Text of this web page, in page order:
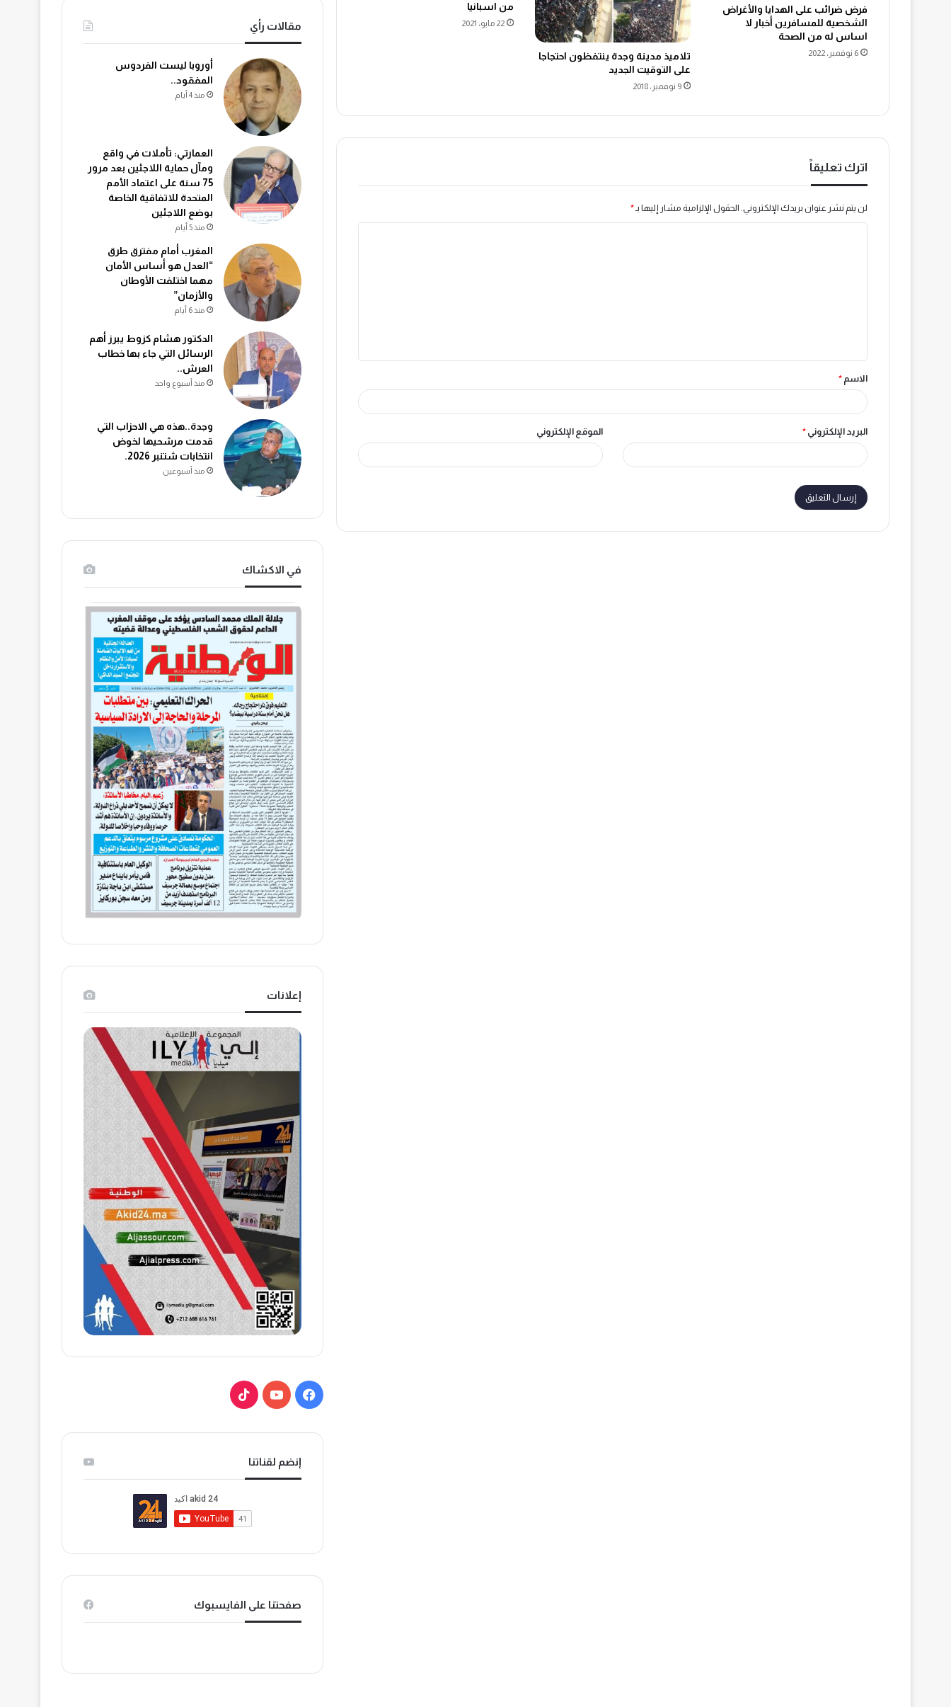
فرض ضرائب على الهدايا والأغراض
الشخصية للمسافرين أخبار لا
اساس له من الصحة
6 نوفمبر، 2022
تلاميذ مدينة وجدة ينتفظون احتجاجا
على التوقيت الجديد
9 نوفمبر، 2018
من اسبانيا
22 مايو، 2021
اترك تعليقاً
لن يتم نشر عنوان بريدك الإلكتروني. الحقول الإلزامية مشار إليها بـ*
ق
*
الاسم *
البريد الإلكتروني * الموقع الإلكتروني
مقالات رأي
أوروبا ليست الفردوس
المفقود..
منذ 4 أيام
العمارتي: تأملات في واقع
ومآل حماية اللاجئين بعد مرور
75 سنة على اعتماد الأمم
المتحدة للاتفاقية الخاصة
بوضع اللاجئين
منذ 5 أيام
المغرب أمام مفترق طرق
“العدل هو أساس الأمان
مهما اختلفت الأوطان
والأزمان”
منذ 6 أيام
الدكتور هشام كزوط يبرز أهم
الرسائل التي جاء بها خطاب
العرش..
منذ أسبوع واحد
وجدة..هذه هي الاحزاب التي
قدمت مرشحيها لخوض
انتخابات شتنبر 2026.
منذ أسبوعين
في الاكشاك
إعلانات
ف
ب
ي
k
T
إنضم لقناتنا
صفحتنا على الفايسبوك